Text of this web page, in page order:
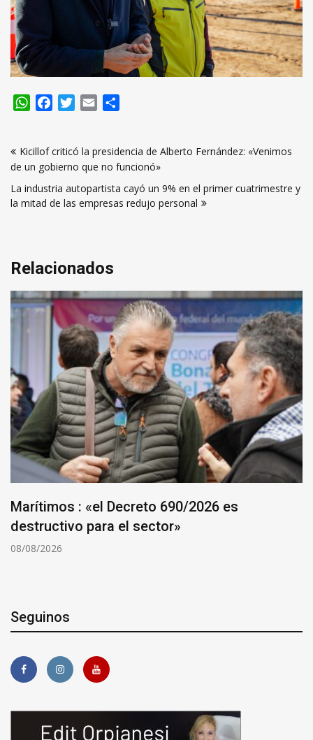
WhatsApp
FacebookTwitter
Email
de
entradas
Kicillof criticó la presidencia de Alberto Fernández: «Venimos
de un gobierno que no funcionó»
La industria autopartista cayó un 9% en el primer cuatrimestre y
la mitad de las empresas redujo personal
Relacionados
Marítimos : «el Decreto 690/2026 es
destructivo para el sector»
08/08/2026
Seguinos